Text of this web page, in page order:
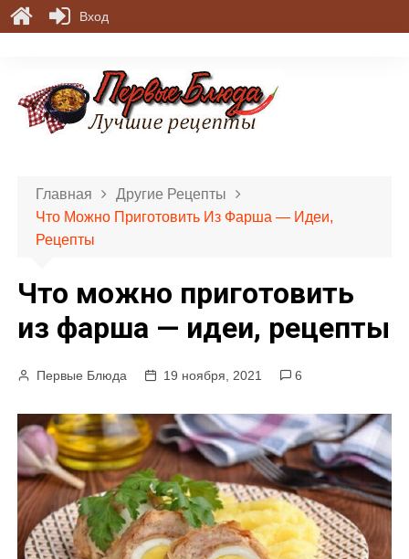
Главная
Другие Рецепты
Что Можно Приготовить Из Фарша — Идеи,
Рецепты
Что можно приготовить
из фарша — идеи, рецепты
Первые Блюда 19 ноября, 2021 6
Вход